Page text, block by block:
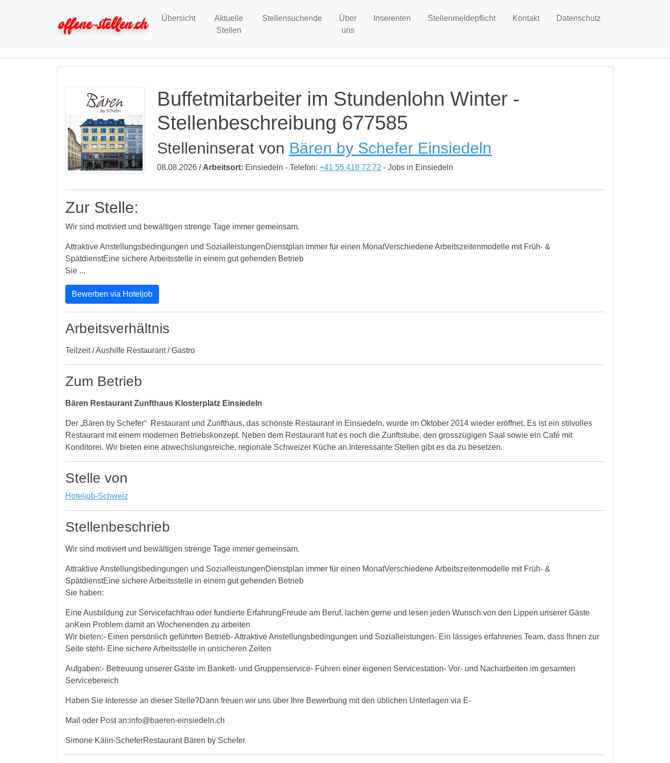
Übersicht
Aktuelle
Stellen
Stellensuchende
Über
uns
Inserenten Stellenmeldepflicht Kontakt Datenschutz
Buffetmitarbeiter im Stundenlohn Winter -
Stellenbeschreibung 677585
Stelleninserat von Bären by Schefer Einsiedeln
08.08.2026 / Arbeitsort: Einsiedeln - Telefon:+41 55 418 72 72 - Jobs in Einsiedeln
Zur Stelle:
Wir sind motiviert und bewältigen strenge Tage immer gemeinsam.
Attraktive Anstellungsbedingungen und SozialleistungenDienstplan immer für einen MonatVerschiedene Arbeitszeitenmodelle mit Früh- &
SpätdienstEine sichere Arbeitsstelle in einem gut gehenden Betrieb
Sie ...
Bewerben via Hoteljob
Arbeitsverhältnis
Teilzeit / Aushilfe Restaurant / Gastro
Zum Betrieb
Bären Restaurant Zunfthaus Klosterplatz Einsiedeln
Der „Bären by Schefer“ Restaurant und Zunfthaus, das schönste Restaurant in Einsiedeln, wurde im Oktober 2014 wieder eröffnet. Es ist ein stilvolles
Restaurant mit einem modernen Betriebskonzept. Neben dem Restaurant hat es noch die Zunftstube, den grosszügigen Saal sowie ein Café mit
Konditorei. Wir bieten eine abwechslungsreiche, regionale Schweizer Küche an.Interessante Stellen gibt es da zu besetzen.
Stelle von
Hoteljob-Schweiz
Stellenbeschrieb
Wir sind motiviert und bewältigen strenge Tage immer gemeinsam.
Attraktive Anstellungsbedingungen und SozialleistungenDienstplan immer für einen MonatVerschiedene Arbeitszeitenmodelle mit Früh- &
SpätdienstEine sichere Arbeitsstelle in einem gut gehenden Betrieb
Sie haben:
Eine Ausbildung zur Servicefachfrau oder fundierte ErfahrungFreude am Beruf, lachen gerne und lesen jeden Wunsch von den Lippen unserer Gäste
anKein Problem damit an Wochenenden zu arbeiten
Wir bieten:- Einen persönlich geführten Betrieb- Attraktive Anstellungsbedingungen und Sozialleistungen- Ein lässiges erfahrenes Team, dass Ihnen zur
Seite steht- Eine sichere Arbeitsstelle in unsicheren Zeiten
Aufgaben:- Betreuung unserer Gäste im Bankett- und Gruppenservice- Führen einer eigenen Servicestation- Vor- und Nacharbeiten im gesamten
Servicebereich
Haben Sie Interesse an dieser Stelle?Dann freuen wir uns über Ihre Bewerbung mit den üblichen Unterlagen via E-
Mail oder Post an:info@baeren-einsiedeln.ch
Simone Kälin-ScheferRestaurant Bären by Schefer